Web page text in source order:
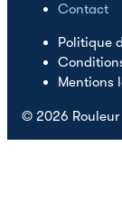
Contact
Politique
Mentions
© 2026 Rouleur